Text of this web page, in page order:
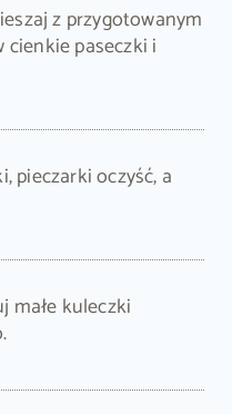
z przygotowanym
cienkie paseczki i
pieczarki oczyść, a
małe kuleczki